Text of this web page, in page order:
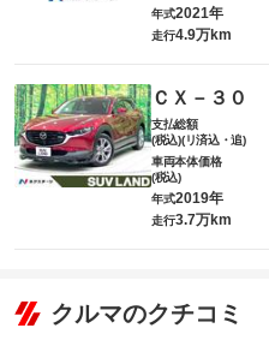
年式2021年
走行4.9万km
ＣＸ－３０
支払総額
(税込)(リ済込・追)
車両本体価格
(税込)
年式2019年
走行3.7万km
クルマのクチコミ